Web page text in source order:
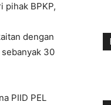
pihak BPKP,
dengan
30
PIID PEL